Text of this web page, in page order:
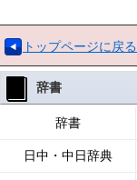
トップページに戻る
辞書
辞書
日中・中日辞典